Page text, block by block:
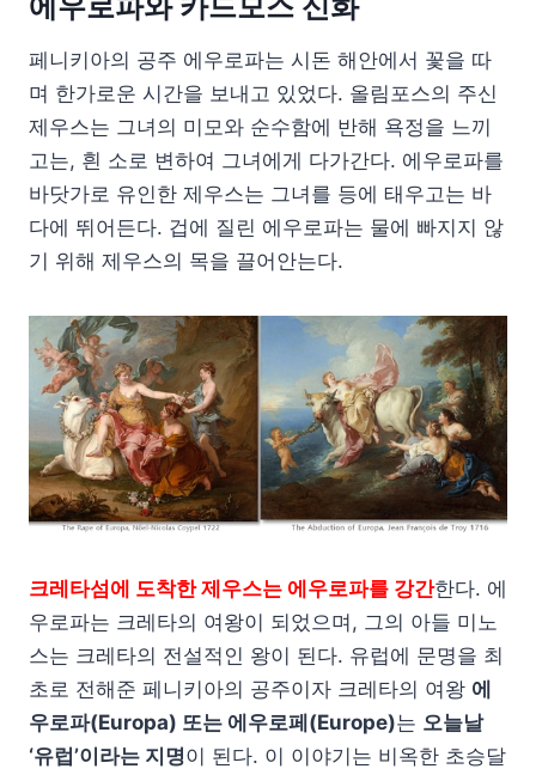
에우로파와 카드모스 신화
페니키아의 공주 에우로파는 시돈 해안에서 꽃을 따
며 한가로운 시간을 보내고 있었다. 올림포스의 주신
제우스는 그녀의 미모와 순수함에 반해 욕정을 느끼
고는, 흰 소로 변하여 그녀에게 다가간다. 에우로파를
바닷가로 유인한 제우스는 그녀를 등에 태우고는 바
다에 뛰어든다. 겁에 질린 에우로파는 물에 빠지지 않
기 위해 제우스의 목을 끌어안는다.
크레타섬에 도착한 제우스는 에우로파를 강간한다. 에
우로파는 크레타의 여왕이 되었으며, 그의 아들 미노
스는 크레타의 전설적인 왕이 된다. 유럽에 문명을 최
초로 전해준 페니키아의 공주이자 크레타의 여왕 에
우로파(Europa) 또는 에우로페(Europe)는 오늘날
‘유럽’이라는 지명이 된다. 이 이야기는 비옥한 초승달